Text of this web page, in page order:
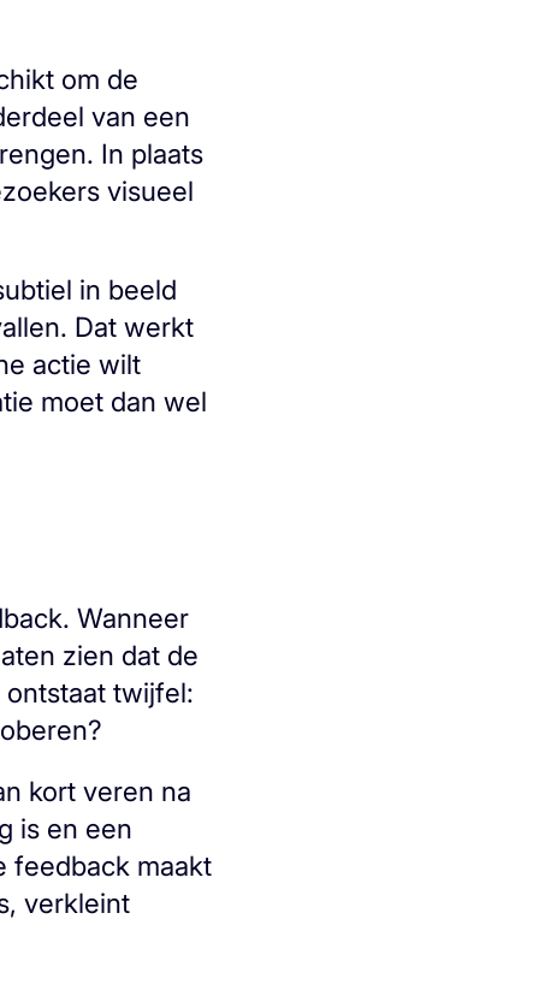
om de
van een
In plaats
visueel
in beeld
Dat werkt
actie wilt
moet dan wel
Wanneer
zien dat de
twijfel:
kort veren na
is en een
feedback maakt
verkleint